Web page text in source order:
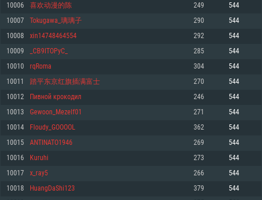
최소사양
운영체제: Windows 10 (64 bit)
프로세서: 2.2 GHz 듀얼코어 이상
메모리: 4GB
그래픽 카드: DirectX 11 이상을 지원하는 AMD Radeon 77XX / NVIDIA
GeForce GT 660. 최소 사양 해상도: 720p
네트워크: 브로드밴드 인터넷
여유 저장 공간: 22.1 GB (최소 클라이언트)
권장 사양
최소사양
운영체제: Mac OS Big Sur 11.0
프로세서: 최소 2.2 GHz의 Core i5 (Intel Xeon 은 지원하지 않습니다)
메모리: 6 GB
그래픽 카드: Metal 을 지원하는 Intel Iris Pro 5200 (Mac), 혹은 이와 비슷한 성
능을 가지는 Mac 버전의 AMD/Nvidia. 최소 해상도: 720p
네트워크: 브로드밴드 인터넷
여유 저장 공간: 22.1 GB (최소 클라이언트)
권장 사양
최소사양
운영체제: 64bit Linux 중 최신 버전
프로세서: 2.4 GHz 듀얼코어
메모리: 4 GB
그래픽 카드: Vulkan 을 지원하고, 최신 그래픽 드라이버를 지원하는 NVIDIA
660 (6개월 미만) 혹은 그와 동급의 성능을 가지며 최신 그래픽 드라이버를 지
원하는 AMD (6개월 미만; 최소사양 지원 해상도 720p)
네트워크: 브로드밴드 인터넷
여유 저장 공간: 22.1 GB (최소 클라이언트)
권장 사양
운영체제: Ubuntu 20.04 64bit
프로세서: Intel Core i7
10006 喜欢动漫的陈 249 544
10007 Tokugawa_璃璃子 290 544
10008 xin14748464554 292 544
10009 _CB9ITOPyC_ 285 544
10010 rqRoma 304 544
10011 踏平东京红旗插满富士 270 544
10012 Пивной крокодил 246 544
10013 Gewoon_Mezelf01 271 544
10014 Floudy_GOOOOL 362 544
10015 ANTINATO1946 269 544
10016 Kuruhi 273 544
10017 x_ray5 266 544
10018 HuangDaShi123 379 544